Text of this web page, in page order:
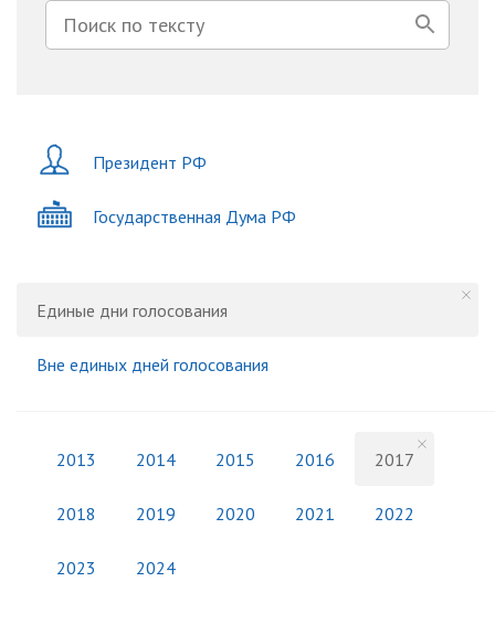
Президент РФ
Государственная Дума РФ
Единые дни голосования
Вне единых дней голосования
2013 2014 2015 2016 2017
2018 2019 2020 2021 2022
2023 2024